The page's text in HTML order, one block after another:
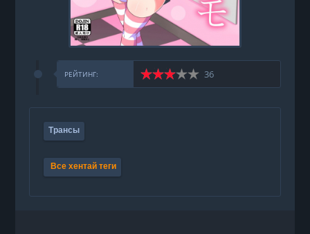
РЕЙТИНГ: 36
Трансы
Все хентай теги